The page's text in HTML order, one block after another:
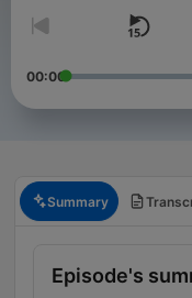
00:00
Summary
Episode's